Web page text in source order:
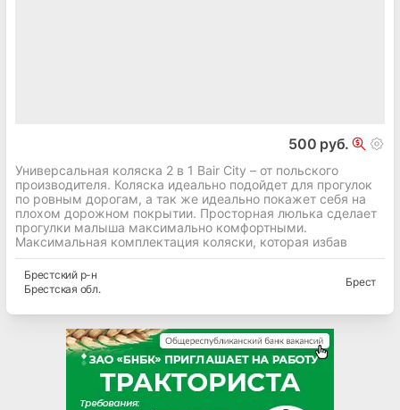
500 руб.
Универсальная коляска 2 в 1 Bair City – от польского
производителя. Коляска идеально подойдет для прогулок
по ровным дорогам, а так же идеально покажет себя на
плохом дорожном покрытии. Просторная люлька сделает
прогулки малыша максимально комфортными.
Максимальная комплектация коляски, которая избав
Брестскийр-н
Брестская обл.
Брест